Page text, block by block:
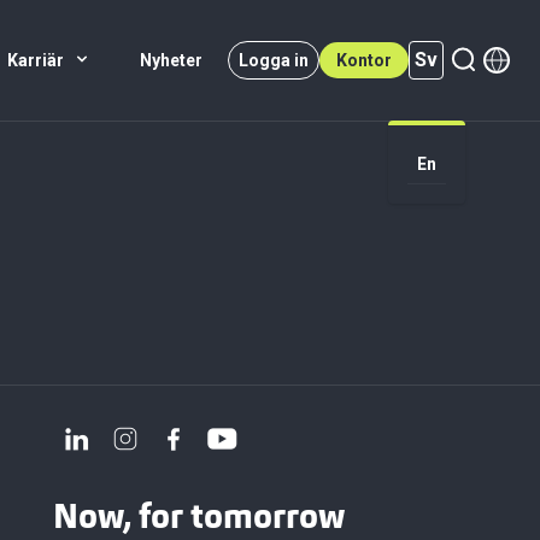
Karriär Nyheter Logga in Kontor Sv
Sv (active)
En
Now, for tomorrow